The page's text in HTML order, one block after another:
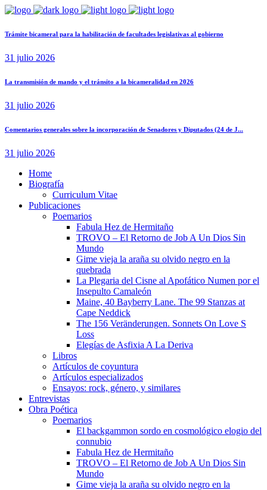
Trámite bicameral para la habilitación de facultades legislativas al gobierno
31 julio 2026
La transmisión de mando y el tránsito a la bicameralidad en 2026
31 julio 2026
Comentarios generales sobre la incorporación de Senadores y Diputados (24 de J...
31 julio 2026
Home
Biografía
Curriculum Vitae​
Publicaciones
Poemarios
Fabula Hez de Hermitaño
TROVO – El Retorno de Job A Un Dios Sin
Mundo
Gime vieja la araña su olvido negro en la
quebrada
La Plegaria del Cisne al Apofático Numen por el
Insepulto Camaleón
Maine, 40 Bayberry Lane. The 99 Stanzas at
Cape Neddick
The 156 Veränderungen. Sonnets On Love S
Loss
Elegías de Asfixia A La Deriva
Libros
Artículos de coyuntura
Artículos especializados
Ensayos: rock, género, y similares
Entrevistas
Obra Poética
Poemarios
El backgammon sordo en cosmológico elogio del
connubio
Fabula Hez de Hermitaño
TROVO – El Retorno de Job A Un Dios Sin
Mundo
Gime vieja la araña su olvido negro en la